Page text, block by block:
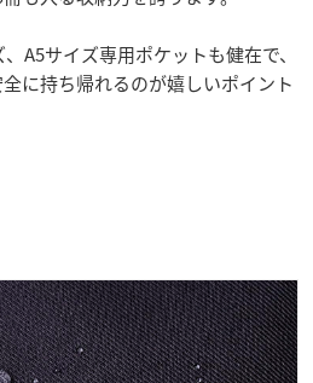
A5サイズ専用ポケットも健在で、
に持ち帰れるのが嬉しいポイント